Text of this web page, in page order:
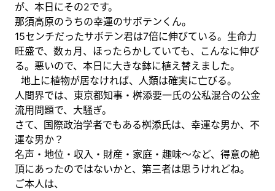
が、本日にその2です。
那須高原のうちの幸運のサボテンくん。
15センチだったサボテン君は7倍に伸びている。生命力
旺盛で、数ヵ月、ほったらかしていても、こんなに伸び
る。悪いので、本日に大きな鉢に植え替えました。
地上に植物が居なければ、人類は確実に亡びる。
人間界では、東京都知事・桝添要一氏の公私混合の公金
流用問題で、大騒ぎ。
さて、国際政治学者でもある桝添氏は、幸運な男か、不
運な男か？
名声・地位・収入・財産・家庭・趣味～など、得意の絶
頂にあったのではないかと、第三者は思うけれどね。
ご本人は、